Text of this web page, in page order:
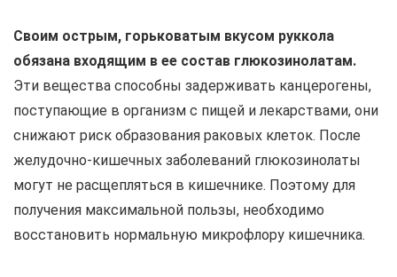
Своим острым, горьковатым вкусом руккола
обязана входящим в ее состав глюкозинолатам.
Эти вещества способны задерживать канцерогены,
поступающие в организм с пищей и лекарствами, они
снижают риск образования раковых клеток. После
желудочно-кишечных заболеваний глюкозинолаты
могут не расщепляться в кишечнике. Поэтому для
получения максимальной пользы, необходимо
восстановить нормальную микрофлору кишечника.